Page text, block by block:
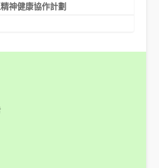
神健康協作計劃